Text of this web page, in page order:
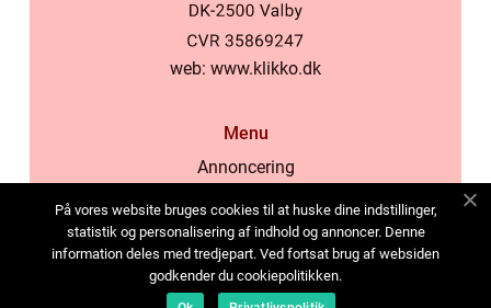
web: www.klikko.dk
Menu
Annoncering
Cookies
Kontakt os
Sitemap
På vores website bruges cookies til at huske dine indstillinger,
statistik og personalisering af indhold og annoncer. Denne
information deles med tredjepart. Ved fortsat brug af websiden
godkender du cookiepolitikken.